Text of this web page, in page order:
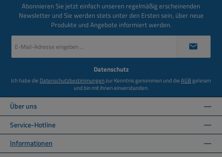
Abonnieren Sie jetzt einfach unseren regelmäßig erscheinenden
Newsletter und Sie werden stets unter den Ersten sein, über neue
Produkte und Angebote informiert werden.
Mail-
Datenschutz
Ich habe die Datenschutzbestimmungenzur Kenntnis genommen und dieAGBgelesen
und bin mit ihnen einverstanden.
Über uns
Service-Hotline
Informationen